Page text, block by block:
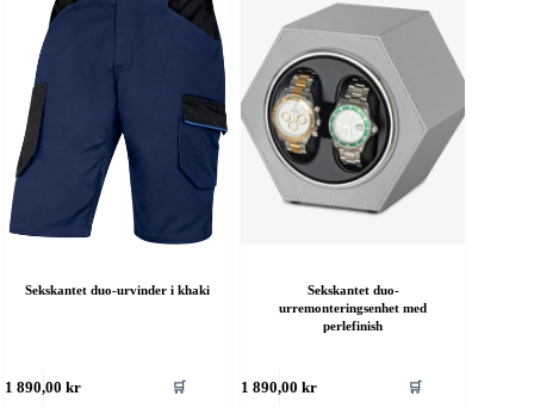
Sekskantet duo-urvinder i khaki
1 890,00kr 🛒
Sekskantet duo-
urremonteringsenhet med
perlefinish
1 890,00kr 🛒